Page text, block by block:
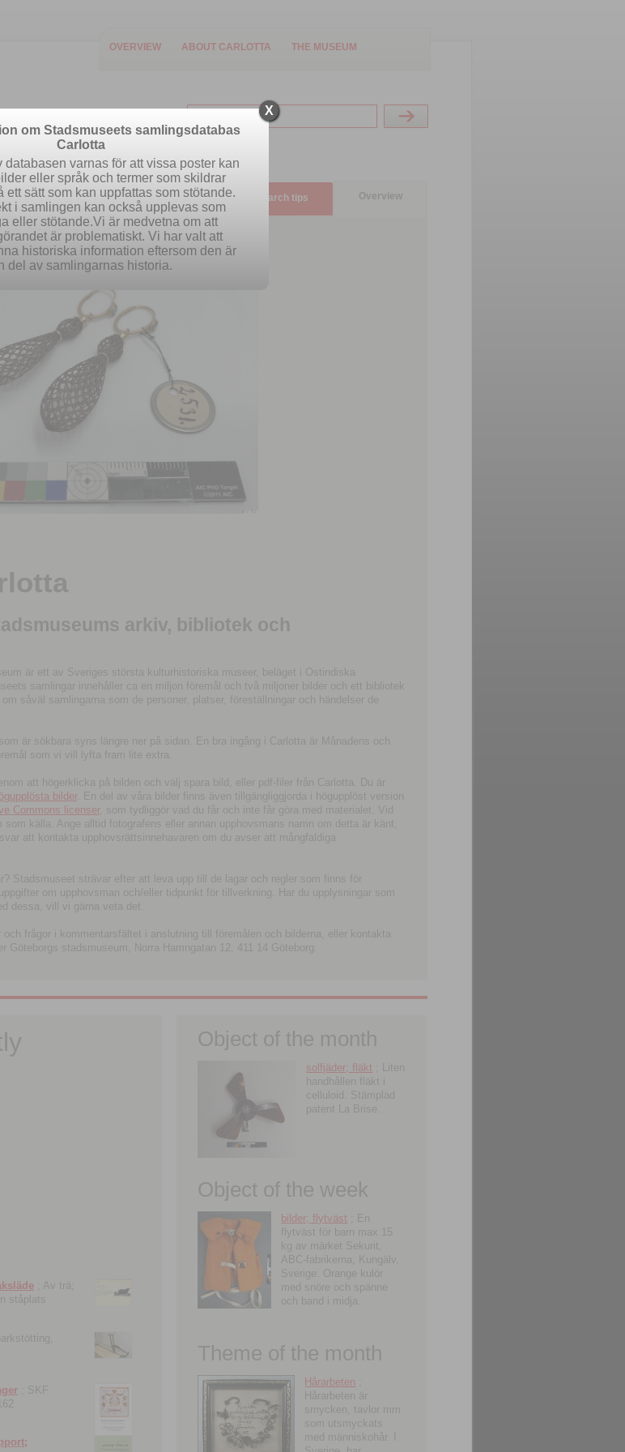
OVERVIEW ABOUT CARLOTTA THE MUSEUM
Easy search Advanced search Search tips Overview
arkiv, bibliotek och
är ett av Sveriges största kulturhistoriska museer, beläget i Ostindiska
samlingar innehåller ca en miljon föremål och två miljoner bilder och ett bibliotek
såväl samlingarna som de personer, platser, föreställningar och händelser de
är sökbara syns längre ner på sidan. En bra ingång i Carlotta är Månadens och
som vi vill lyfta fram lite extra.
att högerklicka på bilden och välj spara bild, eller pdf-filer från Carlotta. Du är
bilder. En del av våra bilder finns även tillgängliggjorda i högupplöst version
Commons licenser, som tydliggör vad du får och inte får göra med materialet. Vid
källa. Ange alltid fotografens eller annan upphovsmans namn om detta är känt,
att kontakta upphovsrättsinnehavaren om du avser att mångfaldiga
Stadsmuseet strävar efter att leva upp till de lagar och regler som finns för
om upphovsman och/eller tidpunkt för tillverkning. Har du upplysningar som
dessa, vill vi gärna veta det.
frågor i kommentarsfältet i anslutning till föremålen och bilderna, eller kontakta
Göteborgs stadsmuseum, Norra Hamngatan 12, 411 14 Göteborg.
; Av trä;
ståplats
; SKF
Object of the month
solfjäder; fläkt ; Liten
handhållen fläkt i
celluloid. Stämplad
patent La Brise.
Object of the week
bilder; flytväst ; En
flytväst för barn max 15
kg av märket Sekurit,
ABC-fabrikerna, Kungälv,
Sverige. Orange kulör
med snöre och spänne
och band i midja.
Theme of the month
Hårarbeten
Hårarbeten är
smycken, tavlor mm
som utsmyckats
med människohår. I
X
om Stadsmuseets samlingsdatabas
Carlotta
databasen varnas för att vissa poster kan
eller språk och termer som skildrar
ett sätt som kan uppfattas som stötande.
i samlingen kan också upplevas som
eller stötande.Vi är medvetna om att
är problematiskt. Vi har valt att
historiska information eftersom den är
del av samlingarnas historia.